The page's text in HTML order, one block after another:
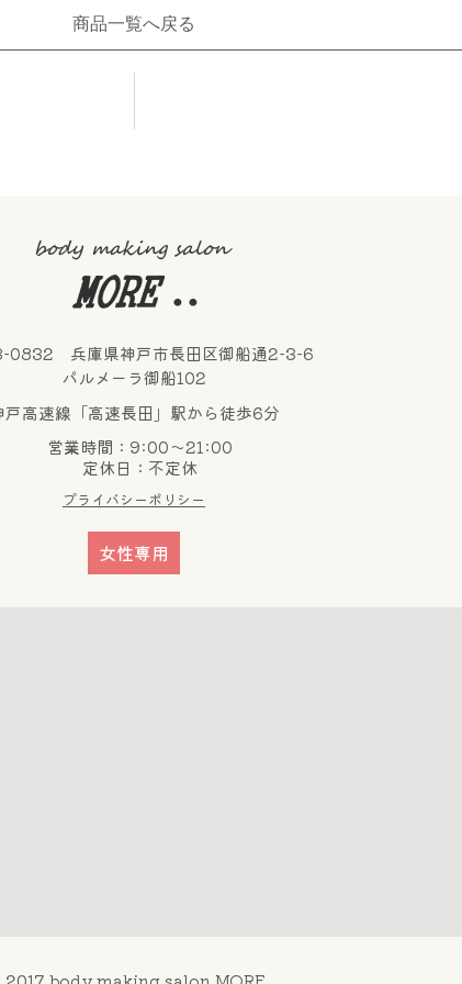
商品一覧へ戻る
0832 兵庫県神戸市長田区御船通2-3-6
パルメーラ御船102
戸高速線「高速長田」駅から徒歩6分
営業時間：9:00～21:00
定休日：不定休
プライバシーポリシー
女性専用